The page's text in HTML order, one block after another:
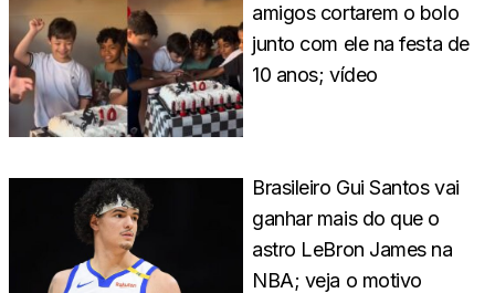
amigos cortarem o bolo
junto com ele na festa de
10 anos; vídeo
Brasileiro Gui Santos vai
ganhar mais do que o
astro LeBron James na
NBA; veja o motivo